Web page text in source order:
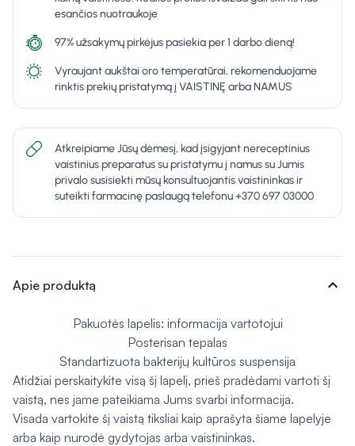
Atkreipiame Jūsų dėmesį, kad įsigyjant nereceptinius
vaistinius preparatus su pristatymu į namus su Jumis
privalo susisiekti mūsų konsultuojantis vaistininkas ir
suteikti farmacinę paslaugą telefonu +370 697 03000
esančios nuotraukoje
97% užsakymų pirkėjus pasiekia per 1 darbo dieną!
Vyraujant aukštai oro temperatūrai, rekomenduojame
rinktis prekių pristatymą į VAISTINĘ arba NAMUS
Apie produktą expand_more
Pakuotės lapelis: informacija vartotojui
Posterisan tepalas
Standartizuota bakterijų kultūros suspensija
Atidžiai perskaitykite visą šį lapelį, prieš pradėdami vartoti šį
vaistą, nes jame pateikiama Jums svarbi informacija.
Visada vartokite šį vaistą tiksliai kaip aprašyta šiame lapelyje
arba kaip nurodė gydytojas arba vaistininkas.